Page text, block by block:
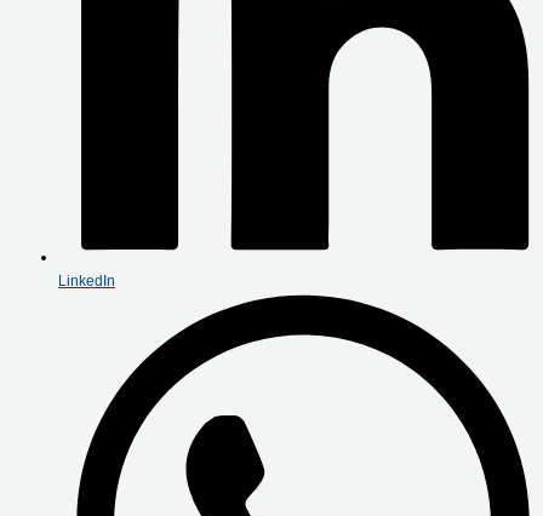
LinkedIn